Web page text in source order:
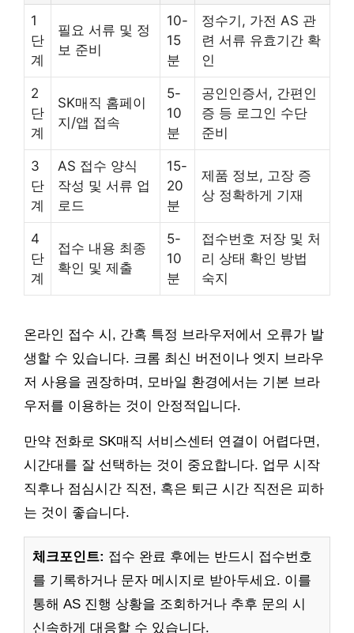
1
단
계
필요 서류 및 정
보 준비
10-
15
분
정수기, 가전 AS 관
련 서류 유효기간 확
인
2
단
계
SK매직 홈페이
지/앱 접속
5-
10
분
공인인증서, 간편인
증 등 로그인 수단
준비
3
단
계
AS 접수 양식
작성 및 서류 업
로드
15-
20
분
제품 정보, 고장 증
상 정확하게 기재
4
단
계
접수 내용 최종
확인 및 제출
5-
10
분
접수번호 저장 및 처
리 상태 확인 방법
숙지
온라인 접수 시, 간혹 특정 브라우저에서 오류가 발
생할 수 있습니다. 크롬 최신 버전이나 엣지 브라우
저 사용을 권장하며, 모바일 환경에서는 기본 브라
우저를 이용하는 것이 안정적입니다.
만약 전화로 SK매직 서비스센터 연결이 어렵다면,
시간대를 잘 선택하는 것이 중요합니다. 업무 시작
직후나 점심시간 직전, 혹은 퇴근 시간 직전은 피하
는 것이 좋습니다.
체크포인트: 접수 완료 후에는 반드시 접수번호
를 기록하거나 문자 메시지로 받아두세요. 이를
통해 AS 진행 상황을 조회하거나 추후 문의 시
신속하게 대응할 수 있습니다.